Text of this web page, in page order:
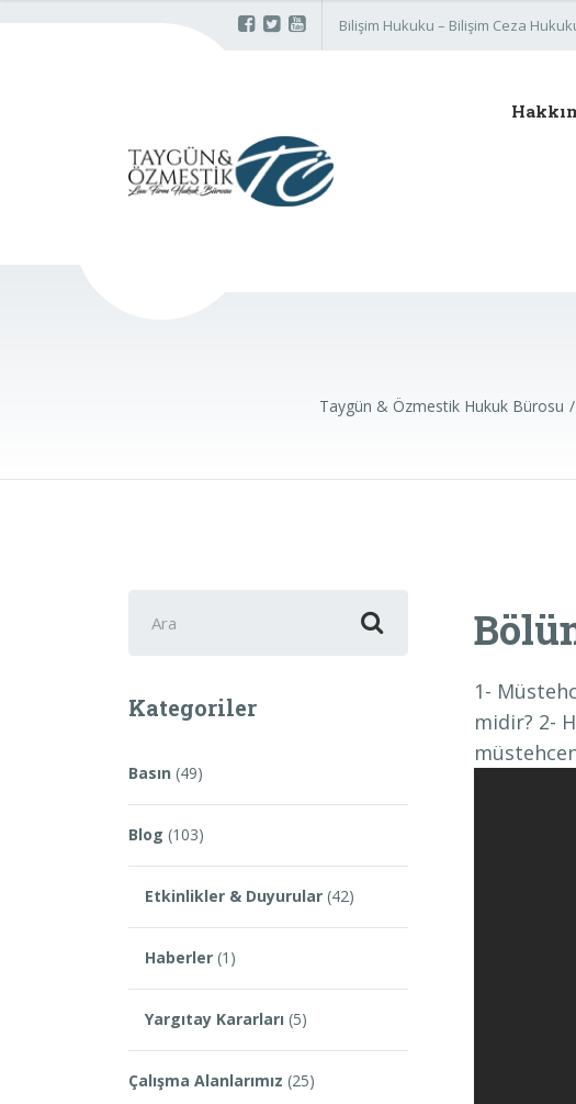
Bilişim Hukuku – Bilişim Ceza
Taygün & Özmestik Hukuk Bürosu
1-
midir? 2-
ara:
Kategoriler
Basın (49)
Blog (103)
Etkinlikler & Duyurular (42)
Haberler (1)
Yargıtay Kararları (5)
Çalışma Alanlarımız (25)